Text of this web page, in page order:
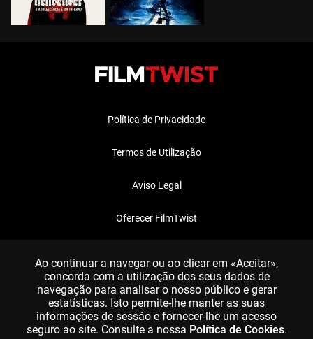
Política de Privacidade
Termos de Utilização
Aviso Legal
Oferecer FilmTwist
Ao continuar a navegar ou ao clicar em «Aceitar»,
concorda com a utilização dos seus dados de
navegação para analisar o nosso público e gerar
estatísticas. Isto permite-lhe manter as suas
informações de sessão e fornecer-lhe um acesso
seguro ao site. Consulte a nossa Política de Cookies.